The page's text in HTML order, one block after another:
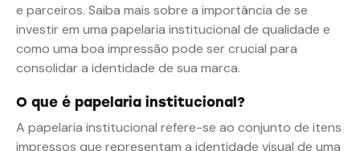
e parceiros. Saiba mais sobre a importância de se
investir em uma papelaria institucional de qualidade e
como uma boa impressão pode ser crucial para
consolidar a identidade de sua marca.
O que é papelaria institucional?
A papelaria institucional refere-se ao conjunto de itens
impressos que representam a identidade visual de uma